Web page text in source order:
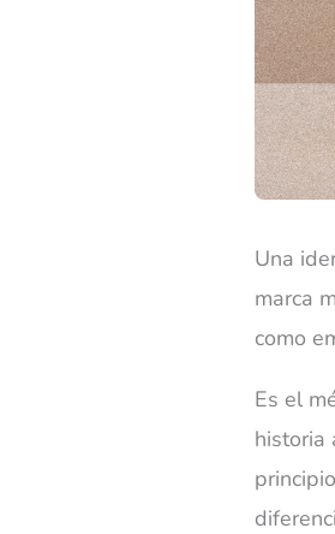
Una
marca
como
Es el
historia